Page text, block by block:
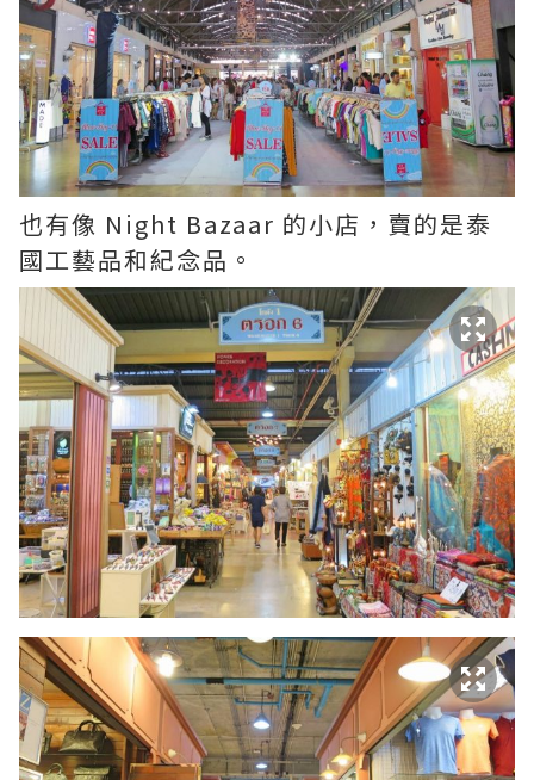
也有像 Night Bazaar 的小店，賣的是泰
國工藝品和紀念品。